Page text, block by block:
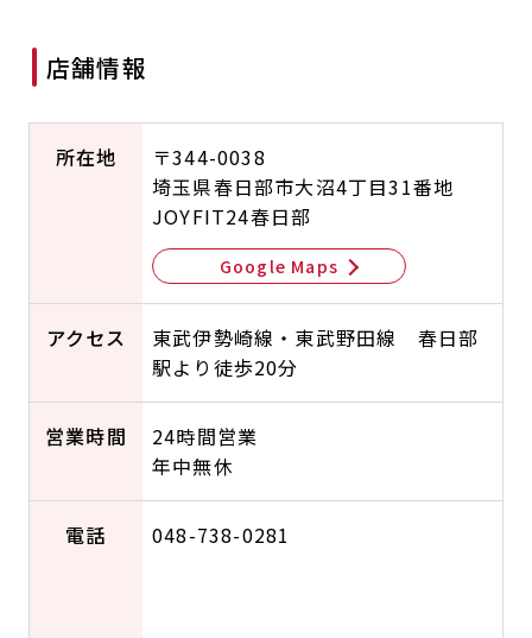
入会方法
店舗へのお問い合わせ
店舗情報
所在地
〒344-0038
埼玉県春日部市大沼4丁目31番地
JOYFIT24春日部
Google Maps
アクセス
東武伊勢崎線・東武野田線 春日部
駅より徒歩20分
営業時間
24時間営業
年中無休
電話 048-738-0281